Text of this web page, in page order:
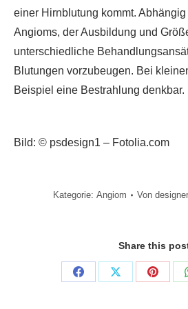
einer Hirnblutung kommt.
Angioms, der Ausbildung und
unterschiedliche
Blutungen vorzubeugen. Bei
Beispiel eine Bestrahlung denkbar.
Bild: © psdesign1 – Fotolia.com
Kategorie: Angiom Von
Share this
Share
Share
Share